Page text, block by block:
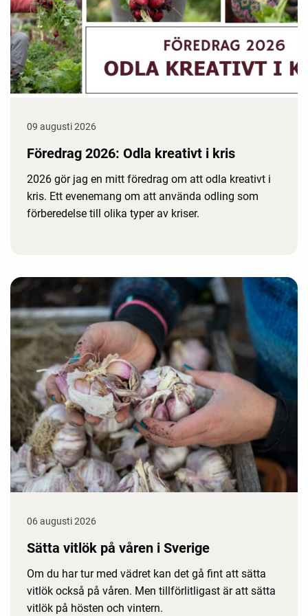
09 augusti 2026
Föredrag 2026: Odla kreativt i kris
2026 gör jag en mitt föredrag om att odla kreativt i
kris. Ett evenemang om att använda odling som
förberedelse till olika typer av kriser.
06 augusti 2026
Sätta vitlök på våren i Sverige
Om du har tur med vädret kan det gå fint att sätta
vitlök också på våren. Men tillförlitligast är att sätta
vitlök på hösten och vintern.